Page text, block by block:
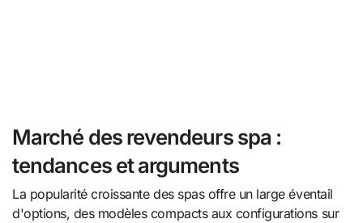
Marché des revendeurs spa :
tendances et arguments
La popularité croissante des spas offre un large éventail
d'options, des modèles compacts aux configurations sur